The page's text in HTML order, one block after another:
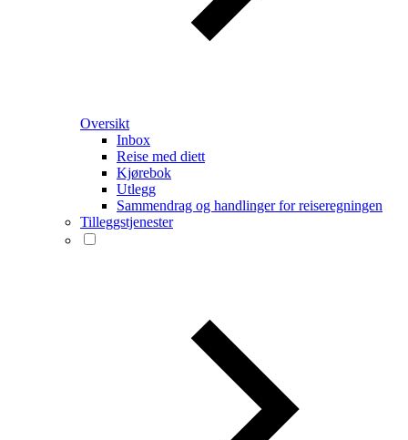
Oversikt
Inbox
Reise med diett
Kjørebok
Utlegg
Sammendrag og handlinger for reiseregningen
Tilleggstjenester